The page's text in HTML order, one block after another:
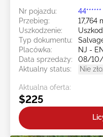
Nr pojazdu:
44******
Przebieg:
17,764
Uszkodzenie:
Typ dokumentu:
Placówka:
NJ -
Data sprzedaży:
08/
Aktualny status:
Nie
Aktualna oferta:
$225